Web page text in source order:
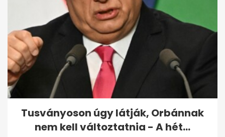
Molnár Gusztáv reagált a
válása hírére
Tusványoson úgy látják, Orbánnak
nem kell változtatnia - A hét...